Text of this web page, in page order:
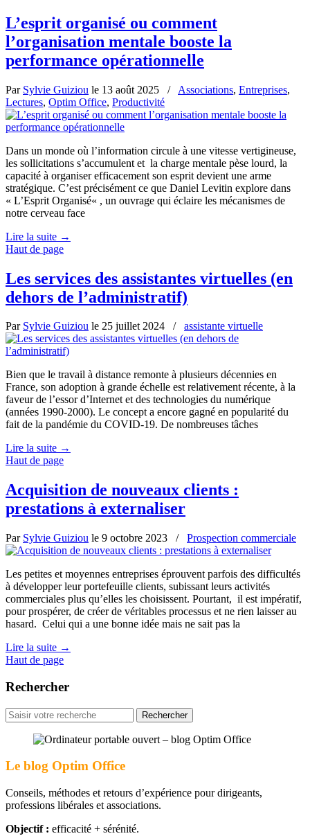
L’esprit organisé ou comment
l’organisation mentale booste la
performance opérationnelle
Par Sylvie Guiziou le 13 août 2025 / Associations, Entreprises,
Lectures, Optim Office, Productivité
Dans un monde où l’information circule à une vitesse vertigineuse,
les sollicitations s’accumulent et la charge mentale pèse lourd, la
capacité à organiser efficacement son esprit devient une arme
stratégique. C’est précisément ce que Daniel Levitin explore dans
« L’Esprit Organisé« , un ouvrage qui éclaire les mécanismes de
notre cerveau face
Lire la suite →
Haut de page
Les services des assistantes virtuelles (en
dehors de l’administratif)
Par Sylvie Guiziou le 25 juillet 2024 / assistante virtuelle
Bien que le travail à distance remonte à plusieurs décennies en
France, son adoption à grande échelle est relativement récente, à la
faveur de l’essor d’Internet et des technologies du numérique
(années 1990-2000). Le concept a encore gagné en popularité du
fait de la pandémie du COVID-19. De nombreuses tâches
Lire la suite →
Haut de page
Acquisition de nouveaux clients :
prestations à externaliser
Par Sylvie Guiziou le 9 octobre 2023 / Prospection commerciale
Les petites et moyennes entreprises éprouvent parfois des difficultés
à développer leur portefeuille clients, subissant leurs activités
commerciales plus qu’elles les choisissent. Pourtant, il est impératif,
pour prospérer, de créer de véritables processus et ne rien laisser au
hasard. Celui qui a une bonne idée mais ne sait pas la
Lire la suite →
Haut de page
Rechercher
Rechercher
pour
Le blog Optim Office
Conseils, méthodes et retours d’expérience pour dirigeants,
professions libérales et associations.
Objectif : efficacité + sérénité.